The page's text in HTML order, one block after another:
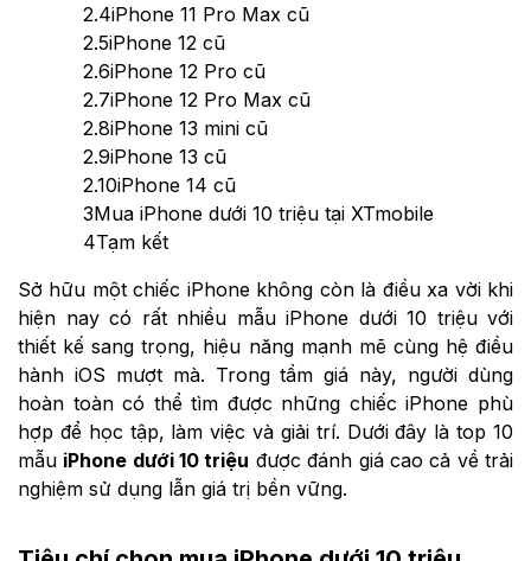
2.4iPhone 11 Pro Max cũ
2.5iPhone 12 cũ
2.6iPhone 12 Pro cũ
2.7iPhone 12 Pro Max cũ
2.8iPhone 13 mini cũ
2.9iPhone 13 cũ
2.10iPhone 14 cũ
3Mua iPhone dưới 10 triệu tại XTmobile
4Tạm kết
Sở hữu một chiếc iPhone không còn là điều xa vời khi
hiện nay có rất nhiều mẫu iPhone dưới 10 triệu với
thiết kế sang trọng, hiệu năng mạnh mẽ cùng hệ điều
hành iOS mượt mà. Trong tầm giá này, người dùng
hoàn toàn có thể tìm được những chiếc iPhone phù
hợp để học tập, làm việc và giải trí. Dưới đây là top 10
mẫu iPhone dưới 10 triệu được đánh giá cao cả về trải
nghiệm sử dụng lẫn giá trị bền vững.